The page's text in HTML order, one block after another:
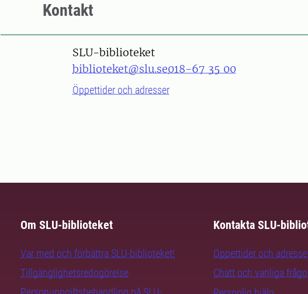
Kontakt
SLU-biblioteket
biblioteket@slu.se018-67 35 00
Öppettider och adresser
Om SLU-biblioteket
Var med och förbättra SLU-biblioteket!
Tillgänglighetsredogörelse
Kontakta SLU-
Öppettider och
Chatt och vanliga